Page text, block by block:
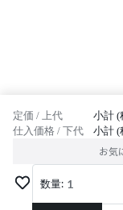
定価 / 上代 小計 (
仕入価格 / 下代 小計 (
お気
数量: 1